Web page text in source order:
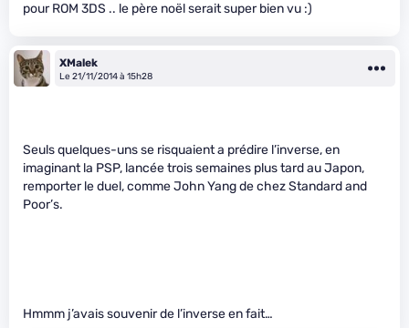
pour ROM 3DS .. le père noël serait super bien vu :)
XMalek
Le 21/11/2014 à 15h28
Seuls quelques-uns se risquaient a prédire l’inverse, en
imaginant la PSP, lancée trois semaines plus tard au Japon,
remporter le duel, comme John Yang de chez Standard and
Poor’s.
Hmmm j’avais souvenir de l’inverse en fait…